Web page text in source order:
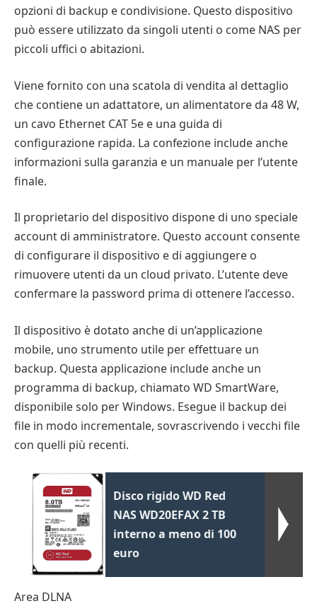
opzioni di backup e condivisione. Questo dispositivo
può essere utilizzato da singoli utenti o come NAS per
piccoli uffici o abitazioni.
Viene fornito con una scatola di vendita al dettaglio
che contiene un adattatore, un alimentatore da 48 W,
un cavo Ethernet CAT 5e e una guida di
configurazione rapida. La confezione include anche
informazioni sulla garanzia e un manuale per l’utente
finale.
Il proprietario del dispositivo dispone di uno speciale
account di amministratore. Questo account consente
di configurare il dispositivo e di aggiungere o
rimuovere utenti da un cloud privato. L’utente deve
confermare la password prima di ottenere l’accesso.
Il dispositivo è dotato anche di un’applicazione
mobile, uno strumento utile per effettuare un
backup. Questa applicazione include anche un
programma di backup, chiamato WD SmartWare,
disponibile solo per Windows. Esegue il backup dei
file in modo incrementale, sovrascrivendo i vecchi file
con quelli più recenti.
Disco rigido WD Red
NAS WD20EFAX 2 TB
interno a meno di 100
euro
Area DLNA